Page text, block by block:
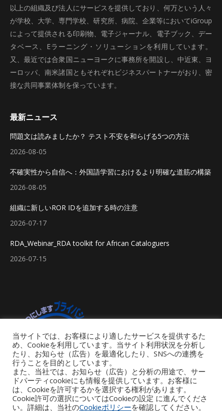
以上の組織及び法人にサービスを提供しており、何万という人々
が学校、大学、専門学校、研究所、病院、企業等においてiGroup
によって提供される印刷物、電子ジャーナル、電子ブック、デー
タベース、Eラーニング・ソリューションを利用しています。
又、最近では合衆国ニューヨークに事務所を開設し、中近東、ヨ
ーロッパ、南米諸国ともそれぞれビジネスパートナーがおり、密
接な共同事業体制を保っています。
最新ニュース
問題文は読みましたか？ テスト不安を和らげる5つの方法
2026-08-05
不確実性から自信へ：外国語学習におけるより明確な道筋の構築
2026-08-05
組織に新しいROR IDを追加する時の注意
2026-07-17
RDA_Webinar_RDA toolkit for African Cataloguers
2026-07-15
当サイトでは、お客様により適したサービスを提供するた
め、Cookieを利用しています。当サイト利用状況を分析し
たり、お知らせ（広告）を最適化したり、SNSへの連携を
行うことを目的としています。
また、当社では、お知らせ（広告）と分析の用途で、サー
ドパーティcookieにも情報を提供しています。お客様に
は、Cookieを許可するかを選択する権利があります。
Cookie許可の選択についてはCookieの設定 に進んでくださ
い。詳細は、当社のCookieポリシーを確認してください。